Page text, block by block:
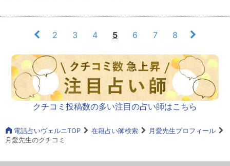
2 3 4 5 6 7 8
クチコミ投稿数の多い注目の占い師はこちら
電話占いヴェルニTOP 在籍占い師検索
月愛先生プロフィール
月愛先生のクチコミ